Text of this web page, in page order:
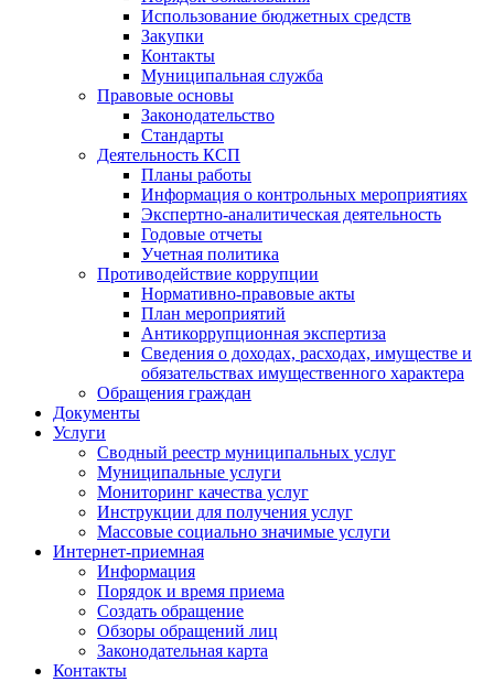
Использование бюджетных средств
Закупки
Контакты
Муниципальная служба
Правовые основы
Законодательство
Стандарты
Деятельность КСП
Планы работы
Информация о контрольных мероприятиях
Экспертно-аналитическая деятельность
Годовые отчеты
Учетная политика
Противодействие коррупции
Нормативно-правовые акты
План мероприятий
Антикоррупционная экспертиза
Сведения о доходах, расходах, имуществе и
обязательствах имущественного характера
Обращения граждан
Документы
Услуги
Сводный реестр муниципальных услуг
Муниципальные услуги
Мониторинг качества услуг
Инструкции для получения услуг
Массовые социально значимые услуги
Интернет-приемная
Информация
Порядок и время приема
Создать обращение
Обзоры обращений лиц
Законодательная карта
Контакты